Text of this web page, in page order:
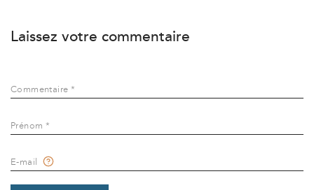
Laissez votre commentaire
Commentaire *
Prénom *
E-mail